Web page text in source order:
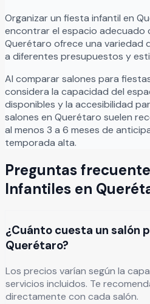
Organizarun fiesta infantil en
encontrar el espacio adecuado
Querétaro ofrece una variedad
a diferentes presupuestos y
Al comparar salones para
considera la capacidad del
disponibles y la accesibilidad
salones en Querétaro suelen
al menos 3 a 6 meses de
temporada alta.
Preguntas
Infantiles en
¿Cuánto cuesta un salón
Querétaro?
Los precios varían según la
servicios incluidos. Te
directamente con cada salón.